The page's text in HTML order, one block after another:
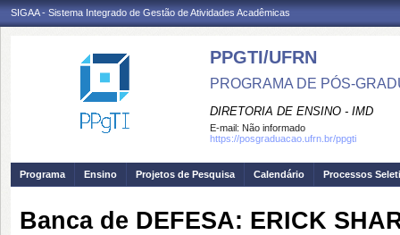
SIGAA - Sistema Integrado de Gestão de Atividades Acadêmicas
PPGTI/UFRN
PROGRAMA DE PÓS-
DIRETORIA DE ENSINO - IMD
E-mail: Não informado
https://posgraduacao.ufrn.br/ppgti
Programa Ensino Projetos de Pesquisa Calendário Processos
Banca de DEFESA: ERICK